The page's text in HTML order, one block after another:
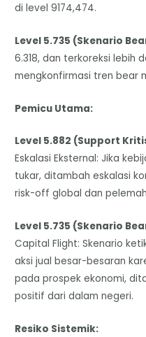
di level 9174,474.
Level 5.735 (Skenario
6.318, dan terkoreksi lebih
mengkonfirmasi tren bear
Pemicu Utama:
Level 5.882 (Support
Eskalasi Eksternal: Jika
tukar, ditambah eskalasi
risk-off global dan
Level 5.735 (Skenario
Capital Flight: Skenario
aksi jual besar-besaran
pada prospek ekonomi,
positif dari dalam negeri.
Resiko Sistemik: